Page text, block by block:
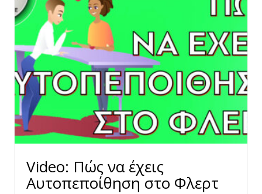
Video: Πώς να έχεις
Αυτοπεποίθηση στο Φλερτ